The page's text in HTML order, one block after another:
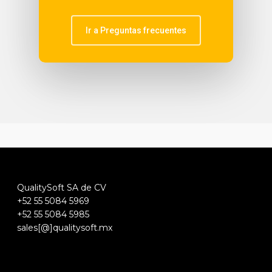
Ir a Preguntas frecuentes
QualitySoft SA de CV
+52 55 5084 5969
+52 55 5084 5985
sales[@]qualitysoft.mx